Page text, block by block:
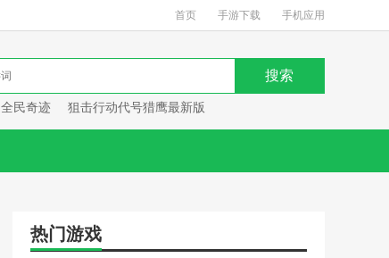
首页 手游下载 手机应用
全民奇迹 狙击行动代号猎鹰最新版
热门游戏